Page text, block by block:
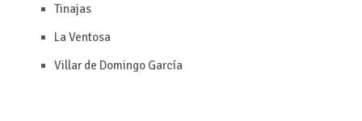
Tinajas
La Ventosa
Villar de Domingo García